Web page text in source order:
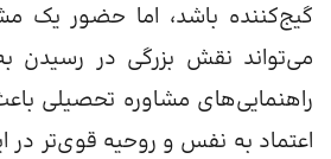
گیج‌کننده باشد، اما حضور یک
می‌تواند نقش بزرگی در رسیدن به
راهنمایی‌های مشاوره تحصیلی
اعتماد به نفس و روحیه قوی‌تر در